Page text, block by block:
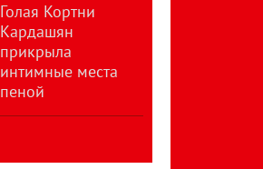
Голая Кортни
Кардашян
прикрыла
интимные места
пеной